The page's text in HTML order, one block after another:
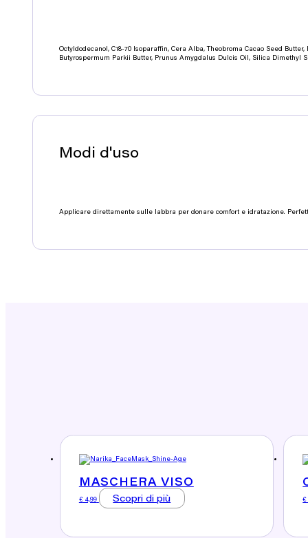
Octyldodecanol, C18-70 Isoparaffin, Cera Alba, Theobroma Cacao Seed
Butyrospermum Parkii Butter, Prunus Amygdalus Dulcis Oil, Silica Dimethyl
Modi d'uso
Applicare direttamente sulle labbra per donare comfort e idratazione.
MASCHERA VISO
€4,99 Scopri di più €